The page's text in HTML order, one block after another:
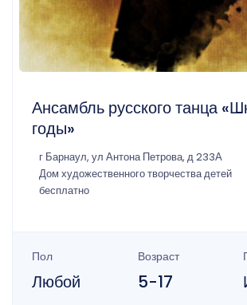
Ансамбль русского танца
годы»
г Барнаул, ул Антона Петрова, д 233А
Дом художественного творчества детей
бесплатно
Пол
Любой
Возраст
5-17